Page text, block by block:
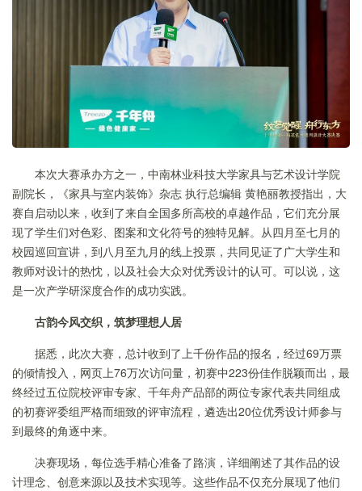
本次大赛承办方之一，中南林业科技大学家具与艺术设计学院
副院长，《家具与室内装饰》杂志 执行总编辑 黄艳丽教授指出，大
赛自启动以来，收到了来自全国多所高校的卓越作品，它们充分展
现了学生们对色彩、图案和文化符号的独特见解。从四月至七月的
校园巡回宣讲，到八月至九月的线上投票，共同见证了广大学生和
教师对设计的热忱，以及社会大众对优秀设计的认可。可以说，这
是一次产学研深度合作的成功实践。
古韵今风交织，筑梦理想人居
据悉，此次大赛，总计收到了上千份作品的报名，经过69万票
的倾情投入，网页上76万次访问量，初赛中223份佳作脱颖而出，最
终经过五位院校评审专家、千年舟产品部的两位专家代表共同组成
的初赛评委组严格而细致的评审流程，遴选出20位优秀设计师参与
到最终的角逐中来。
决赛现场，每位选手精心准备了路演，详细阐述了其作品的设
计理念、创意来源以及技术实现等。这些作品不仅充分展现了他们